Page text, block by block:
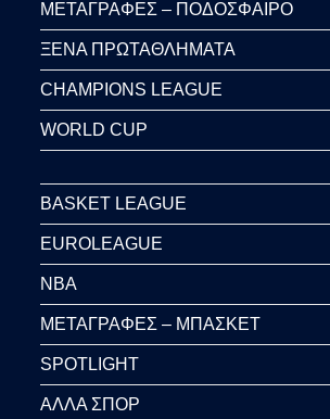
ΜΕΤΑΓΡΑΦΕΣ – ΠΟΔΟΣΦΑΙΡΟ
ΞΕΝΑ ΠΡΩΤΑΘΛΗΜΑΤΑ
CHAMPIONS LEAGUE
WORLD CUP
BASKET LEAGUE
EUROLEAGUE
NBA
ΜΕΤΑΓΡΑΦΕΣ – ΜΠΑΣΚΕΤ
SPOTLIGHT
ΑΛΛΑ ΣΠΟΡ